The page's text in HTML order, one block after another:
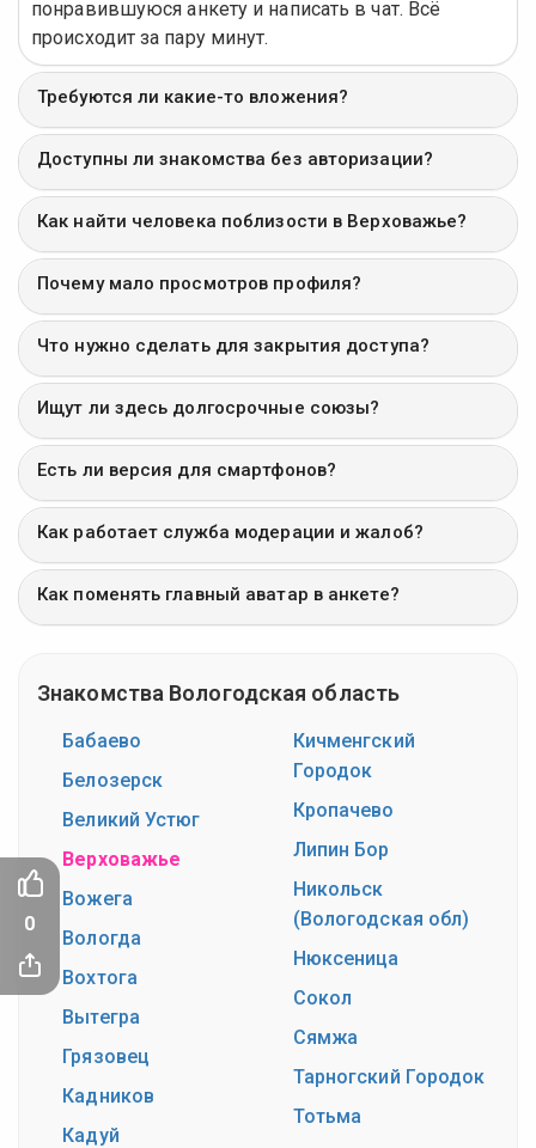
понравившуюся анкету и написать в чат. Всё
происходит за пару минут.
Требуются ли какие-то вложения?
Доступны ли знакомства без авторизации?
Как найти человека поблизости в Верховажье?
Почему мало просмотров профиля?
Что нужно сделать для закрытия доступа?
Ищут ли здесь долгосрочные союзы?
Есть ли версия для смартфонов?
Как работает служба модерации и жалоб?
Как поменять главный аватар в анкете?
Знакомства Вологодская область
Бабаево
Белозерск
Великий Устюг
Верховажье
Вожега
Вологда
Вохтога
Вытегра
Грязовец
Кадников
Кадуй
Кичменгский
Городок
Кропачево
Липин Бор
Никольск
(Вологодская обл)
Нюксеница
Сокол
Сямжа
Тарногский Городок
Тотьма
0